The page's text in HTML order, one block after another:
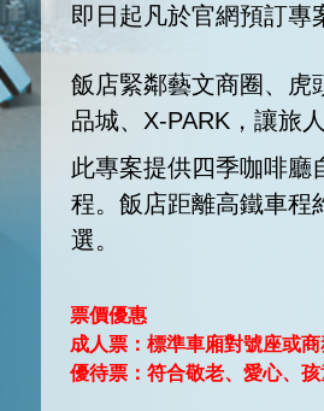
即日起凡於官網預訂專
飯店緊鄰藝文商圈、虎
品城、X-PARK，讓旅
此專案提供四季咖啡廳
程。飯店距離高鐵車程
選。
票價優惠
成人票： 標準車廂對號座或商
優待票：符合敬老、愛心、